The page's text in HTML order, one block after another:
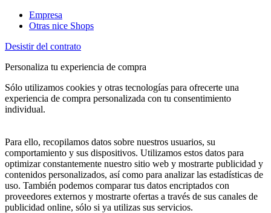
Empresa
Otras nice Shops
Desistir del contrato
Personaliza tu experiencia de compra
Sólo utilizamos cookies y otras tecnologías para ofrecerte una
experiencia de compra personalizada con tu consentimiento
individual.
Para ello, recopilamos datos sobre nuestros usuarios, su
comportamiento y sus dispositivos. Utilizamos estos datos para
optimizar constantemente nuestro sitio web y mostrarte publicidad y
contenidos personalizados, así como para analizar las estadísticas de
uso. También podemos comparar tus datos encriptados con
proveedores externos y mostrarte ofertas a través de sus canales de
publicidad online, sólo si ya utilizas sus servicios.